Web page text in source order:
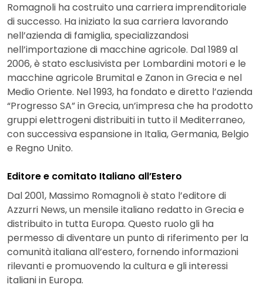
Romagnoli ha costruito una carriera imprenditoriale
di successo. Ha iniziato la sua carriera lavorando
nell’azienda di famiglia, specializzandosi
nell’importazione di macchine agricole. Dal 1989 al
2006, è stato esclusivista per Lombardini motori e le
macchine agricole Brumital e Zanon in Grecia e nel
Medio Oriente. Nel 1993, ha fondato e diretto l’azienda
“Progresso SA” in Grecia, un’impresa che ha prodotto
gruppi elettrogeni distribuiti in tutto il Mediterraneo,
con successiva espansione in Italia, Germania, Belgio
e Regno Unito.
Editore e comitato Italiano all’Estero
Dal 2001, Massimo Romagnoli è stato l’editore di
Azzurri News, un mensile italiano redatto in Grecia e
distribuito in tutta Europa. Questo ruolo gli ha
permesso di diventare un punto di riferimento per la
comunità italiana all’estero, fornendo informazioni
rilevanti e promuovendo la cultura e gli interessi
italiani in Europa.